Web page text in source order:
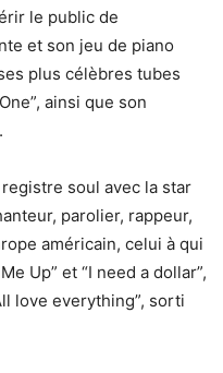
le public de
et son jeu de piano
plus célèbres tubes
ainsi que son
soul avec la star
parolier, rappeur,
américain, celui à qui
Up” et “I need a dollar”,
love everything”, sorti